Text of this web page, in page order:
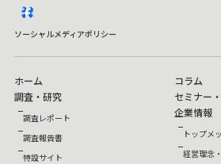
ソーシャルメディアポリシー
ホーム
調査・研究
調査レポート
調査報告書
特設サイト
コラム
セミナー
企業情報
トップメ
経営理念